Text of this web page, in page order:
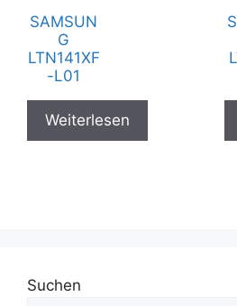
SAMSUN
G
LTN141XF
-L01
Weiterlesen
Suchen